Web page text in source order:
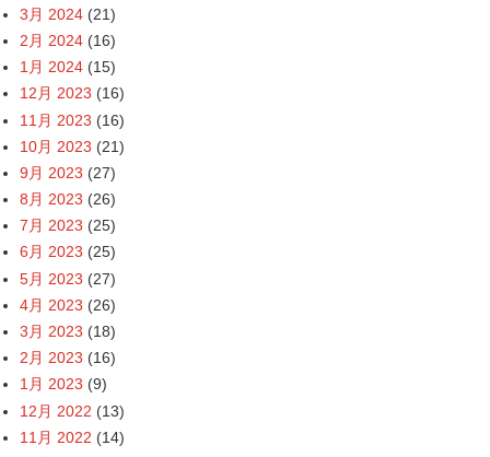
3月 2024 (21)
2月 2024 (16)
1月 2024 (15)
12月 2023 (16)
11月 2023 (16)
10月 2023 (21)
9月 2023 (27)
8月 2023 (26)
7月 2023 (25)
6月 2023 (25)
5月 2023 (27)
4月 2023 (26)
3月 2023 (18)
2月 2023 (16)
1月 2023 (9)
12月 2022 (13)
11月 2022 (14)